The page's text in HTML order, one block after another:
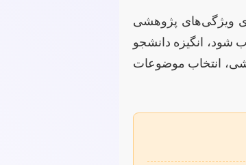
ویژگی‌های پژوهشی
شود، انگیزه دانشجو
انتخاب موضوعات